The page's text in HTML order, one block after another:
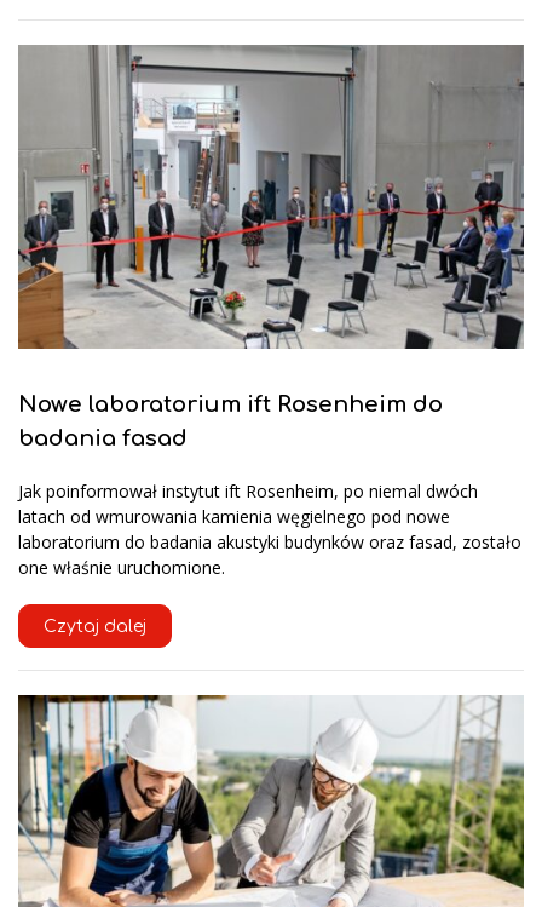
Nowe laboratorium ift Rosenheim do
badania fasad
Jak poinformował instytut ift Rosenheim, po niemal dwóch
latach od wmurowania kamienia węgielnego pod nowe
laboratorium do badania akustyki budynków oraz fasad, zostało
one właśnie uruchomione.
Czytaj dalej